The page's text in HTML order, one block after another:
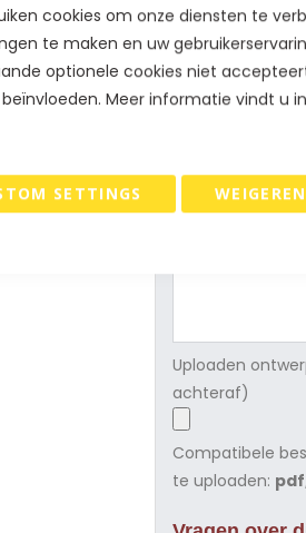
cookies om onze diensten te
te maken en uw
optionele cookies niet
Meer informatie vindt u
SETTINGS WEIGEREN
Levertijd
Nieuwe
Gewenste (PMS)
tekst/logo
Uploaden
achteraf)
Compatibele
te uploaden: